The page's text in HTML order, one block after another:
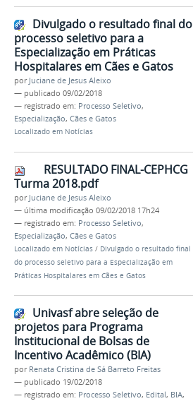
Divulgado o resultado final do
processo seletivo para a
Especialização em Práticas
Hospitalares em Cães e Gatos
por Juciane de Jesus Aleixo
— publicado 09/02/2018
— registrado em: Processo Seletivo,
Especialização, Cães e Gatos
Localizado em Notícias
RESULTADO FINAL-CEPHCG
Turma 2018.pdf
por Juciane de Jesus Aleixo
— última modificação 09/02/2018 17h24
— registrado em: Processo Seletivo,
Especialização, Cães e Gatos
Localizado em Notícias / Divulgado o resultado final
do processo seletivo para a Especialização em
Práticas Hospitalares em Cães e Gatos
Univasf abre seleção de
projetos para Programa
Institucional de Bolsas de
Incentivo Acadêmico (BIA)
por Renata Cristina de Sá Barreto Freitas
— publicado 19/02/2018
— registrado em: Processo Seletivo, Edital, BIA,